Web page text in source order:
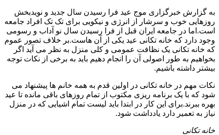
به گزارش خبرگزاری موج عید فرا رسیدن سال جدید و نویدبخش
روزهایی خوب و سرشار از انرژی و نیکویی برای تک تک افراد جامعه
است.اما در جامعه ایران قبل از فرا رسیدن سال نو آداب و رسومی
وجود دارد که خانه تکانی عید یکی از آن هاست.بر خلاف تصور عموم
که خانه تکانی یک نظافت عمومی و کلی منزل به نظر می آید اگر
بخواهیم به طور اصولی آن را انجام دهیم باید به برخی از نکات توجه
بیشتر داشته باشیم.
نکات مهم در خانه تکانی در اولین قدم به همه خانم ها پیشنهاد می
شود که با یک برنامه ریزی مکتوب از تمام روزهای باقی مانده تا عید
بهره ببرند.برای این کار در ابتدا باید لیست تمام اشیایی که در منزل
نیاز به تعمیر دارد یادداشت شود.
خانه تکانی